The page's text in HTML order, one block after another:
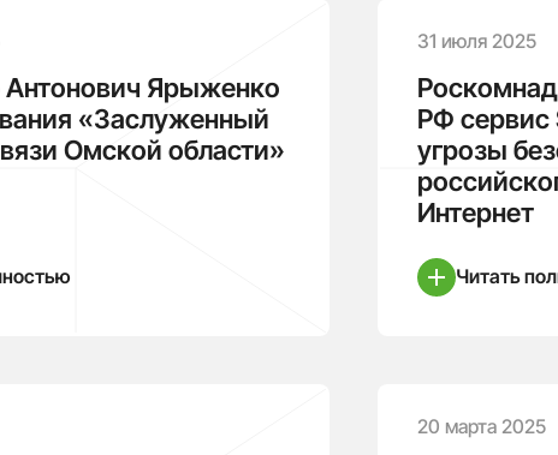
Антонович Ярыженко
«Заслуженный
Омской области»
31 июля 2025
РФ сервис
угрозы
Интернет
Читать
20 марта 2025